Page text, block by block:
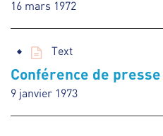
16 mars 1972
Text
Conférence de
9 janvier 1973